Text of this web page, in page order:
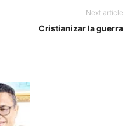
Next article
Cristianizar la guerra